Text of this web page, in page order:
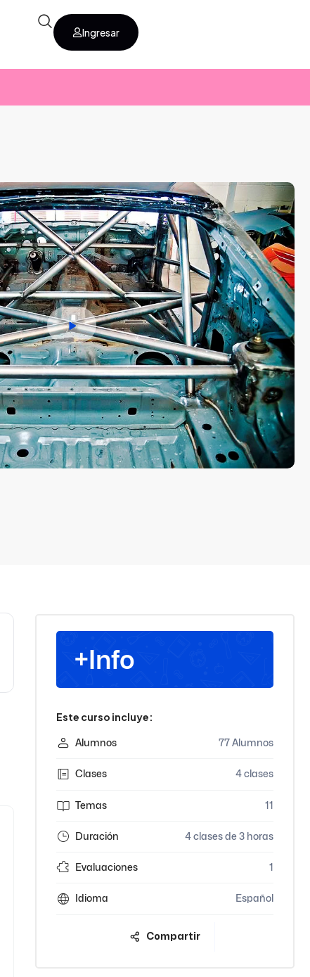
Ingresar
+Info
Este curso incluye:
Alumnos 77 Alumnos
Clases 4 clases
Temas 11
Duración 4 clases de 3 horas
Evaluaciones 1
Idioma Español
Compartir